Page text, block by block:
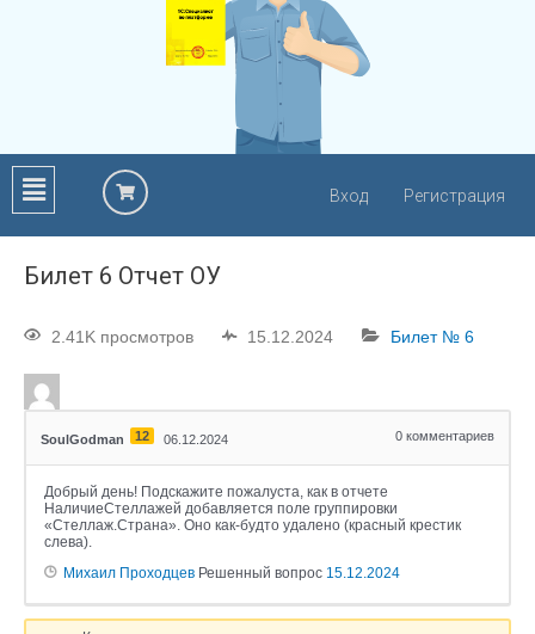
Вход Регистрация
Билет 6 Отчет ОУ
2.41K просмотров 15.12.2024 Билет № 6
SoulGodman 12 06.12.2024 0 комментариев
Добрый день! Подскажите пожалуста, как в отчете
НаличиеСтеллажей добавляется поле группировки
«Стеллаж.Страна». Оно как-будто удалено (красный крестик
слева).
Михаил Проходцев Решенный вопрос 15.12.2024